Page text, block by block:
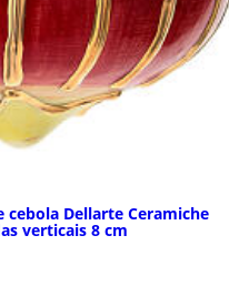
Dellarte Ceramiche
verticais 8 cm